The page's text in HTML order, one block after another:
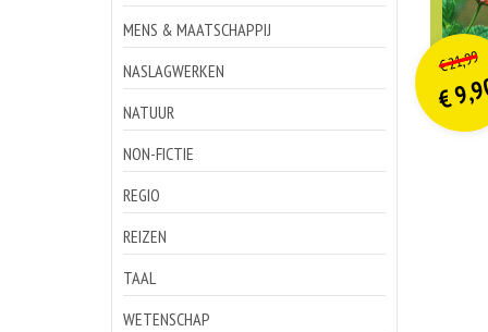
MENS & MAATSCHAPPIJ
NASLAGWERKEN
NATUUR
NON-FICTIE
REGIO
REIZEN
TAAL
WETENSCHAP
€21,99
€